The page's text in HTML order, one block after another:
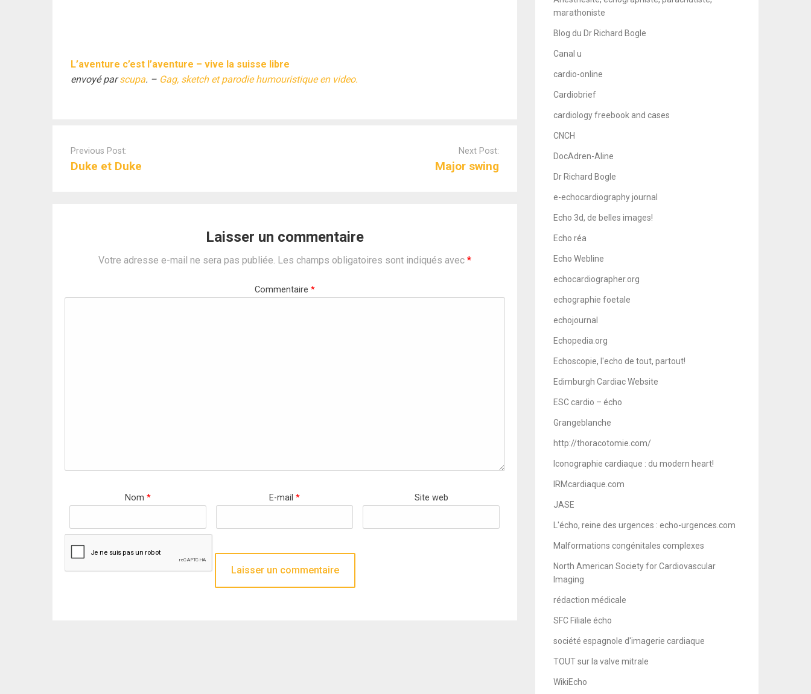
L’aventure c’est l’aventure – vive la suisse libre
envoyé parscupa. – Gag, sketch et parodie humouristique en video.
navigation
Previous Post:
Duke et Duke
Next Post:
Major swing
Laisser un commentaire
Votre adresse e-mail ne sera pas publiée. Les champs obligatoires sont indiqués avec *
Commentaire *
Nom* E-mail* Site web
marathoniste
Blog du Dr Richard Bogle
Canal u
cardio-online
Cardiobrief
cardiology freebook and cases
CNCH
DocAdren-Aline
Dr Richard Bogle
e-echocardiography journal
Echo 3d, de belles images!
Echo réa
Echo Webline
echocardiographer.org
echographie foetale
echojournal
Echopedia.org
Echoscopie, l'echo de tout, partout!
Edimburgh Cardiac Website
ESC cardio – écho
Grangeblanche
http://thoracotomie.com/
Iconographie cardiaque : du modern heart!
IRMcardiaque.com
JASE
L'écho, reine des urgences : echo-urgences.com
Malformations congénitales complexes
North American Society for Cardiovascular
Imaging
rédaction médicale
SFC Filiale écho
société espagnole d'imagerie cardiaque
TOUT sur la valve mitrale
WikiEcho